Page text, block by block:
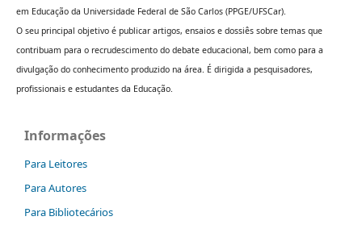
em Educação da Universidade Federal de São Carlos (PPGE/UFSCar).
O seu principal objetivo é publicar artigos, ensaios e dossiês sobre temas que
contribuam para o recrudescimento do debate educacional, bem como para a
divulgação do conhecimento produzido na área. É dirigida a pesquisadores,
profissionais e estudantes da Educação.
Informações
Para Leitores
Para Autores
Para Bibliotecários